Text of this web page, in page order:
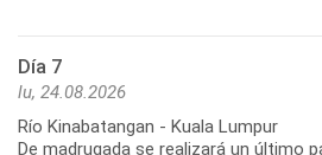
Día 7
lu, 24.08.2026
Río Kinabatangan - Kuala Lumpur
De madrugada se realizará un último